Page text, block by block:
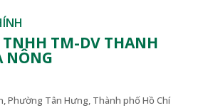
TNHH TM-DV THANH
NÔNG
Phường Tân Hưng, Thành phố Hồ Chí